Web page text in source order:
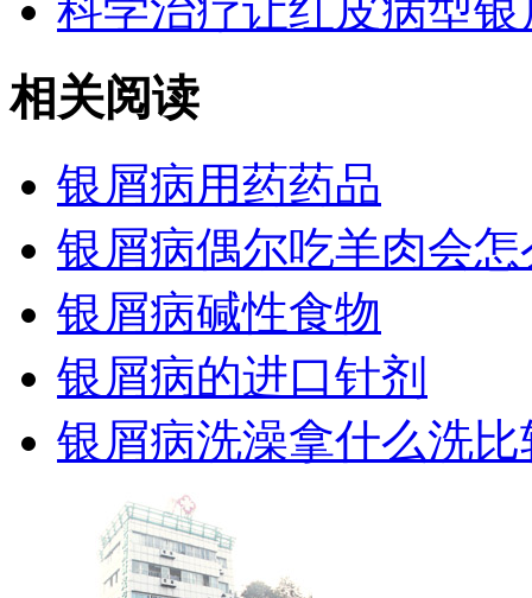
科学治疗让红皮病型
相关阅读
银屑病用药药品
银屑病偶尔吃羊肉会怎
银屑病碱性食物
银屑病的进口针剂
银屑病洗澡拿什么洗比